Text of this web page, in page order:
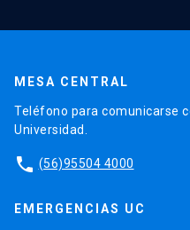
MESA CENTRAL
Teléfono para comunicarse
Universidad.
phone (56)95504 4000
EMERGENCIAS UC